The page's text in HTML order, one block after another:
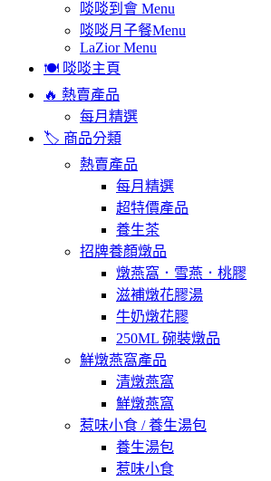
啖啖到會 Menu
啖啖月子餐Menu
LaZior Menu
🍽️ 啖啖主頁
🔥 熱賣產品
每月精選
🏷️ 商品分類
熱賣產品
每月精選
超特價產品
養生茶
招牌養顏燉品
燉燕窩．雪燕．桃膠
滋補燉花膠湯
牛奶燉花膠
250ML 碗裝燉品
鮮燉燕窩產品
清燉燕窩
鮮燉燕窩
惹味小食 / 養生湯包
養生湯包
惹味小食